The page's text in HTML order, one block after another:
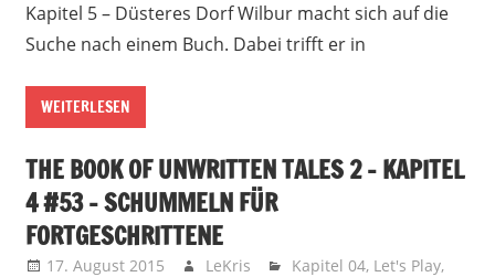
Kapitel 5 – Düsteres Dorf Wilbur macht sich auf die
Suche nach einem Buch. Dabei trifft er in
WEITERLESEN
THE BOOK OF UNWRITTEN TALES 2 – KAPITEL
4 #53 – SCHUMMELN FÜR
FORTGESCHRITTENE
17. August 2015 LeKris Kapitel 04, Let's Play,